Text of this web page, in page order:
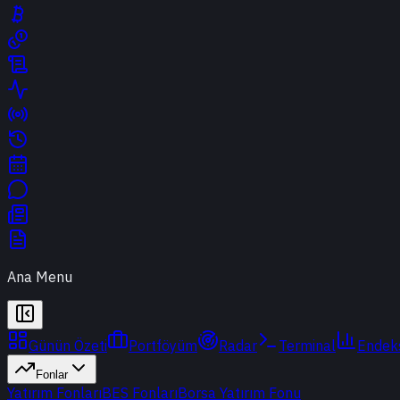
Ana Menu
Günün Özeti Portföyüm Radar Terminal
Fonlar
Yatırım FonlarıBES FonlarıBorsa Yatırım Fonu